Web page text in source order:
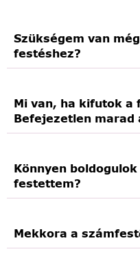
Szükségem van
festéshez?
Mi van, ha kifutok a
Befejezetlen marad
Könnyen
festettem?
Mekkora a